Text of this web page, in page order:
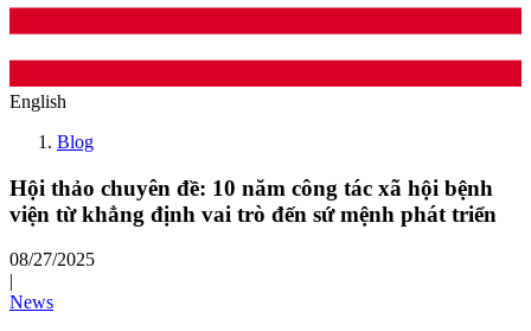
English
Blog
Hội thảo chuyên đề: 10 năm công tác xã hội bệnh
viện từ khẳng định vai trò đến sứ mệnh phát triển
08/27/2025
|
News